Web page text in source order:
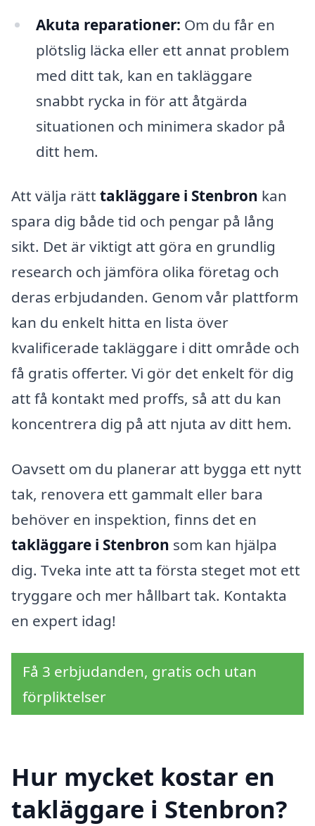
Akuta reparationer: Om du får en
plötslig läcka eller ett annat problem
med ditt tak, kan en takläggare
snabbt rycka in för att åtgärda
situationen och minimera skador på
ditt hem.
Att välja rätt takläggare i Stenbron kan
spara dig både tid och pengar på lång
sikt. Det är viktigt att göra en grundlig
research och jämföra olika företag och
deras erbjudanden. Genom vår plattform
kan du enkelt hitta en lista över
kvalificerade takläggare i ditt område och
få gratis offerter. Vi gör det enkelt för dig
att få kontakt med proffs, så att du kan
koncentrera dig på att njuta av ditt hem.
Oavsett om du planerar att bygga ett nytt
tak, renovera ett gammalt eller bara
behöver en inspektion, finns det en
takläggare i Stenbron som kan hjälpa
dig. Tveka inte att ta första steget mot ett
tryggare och mer hållbart tak. Kontakta
en expert idag!
Få 3 erbjudanden, gratis och utan
förpliktelser
Hur mycket kostar en
takläggare i Stenbron?